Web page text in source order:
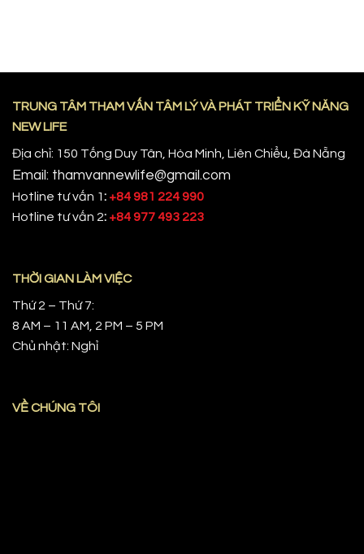
TRUNG TÂM THAM VẤN TÂM LÝ VÀ PHÁT TRIỂN KỸ NĂNG
NEW LIFE
Địa chỉ: 150 Tống Duy Tân, Hòa Minh, Liên Chiểu, Đà Nẵng
Email: thamvannewlife@gmail.com
Hotline tư vấn 1: +84 981 224 990
Hotline tư vấn 2: +84 977 493 223
THỜI GIAN LÀM VIỆC
Thứ 2 – Thứ 7:
8 AM – 11 AM, 2 PM – 5 PM
Chủ nhật: Nghỉ
VỀ CHÚNG TÔI